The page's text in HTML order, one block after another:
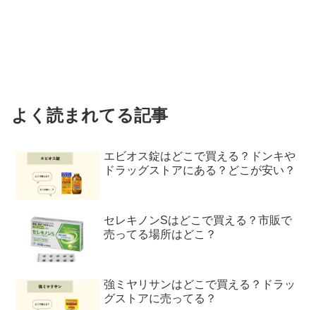
よく読まれてる記事
エビオス錠はどこで買える？ドンキや
ドラッグストアにある？どこが安い？
セレキノンSはどこで買える？市販で
売ってる場所はどこ？
強ミヤリサンはどこで買える？ドラッ
グストアに売ってる？